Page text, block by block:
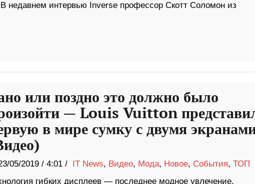
недавнем интервью Inverse профессор Скотт Соломон из
или поздно это должно было
— Louis Vuitton
в мире сумку с двумя
05/2019/ 4:01 / IT News, Видео, Мода, Новое, События, ТОП
гибких дисплеев — последнее модное увлечение.